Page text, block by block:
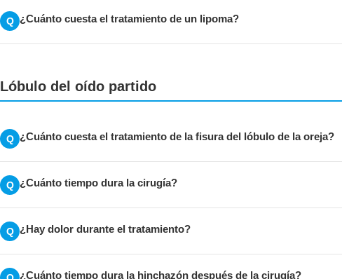
Q ¿Cuánto cuesta el tratamiento de un lipoma?
Lóbulo del oído partido
Q ¿Cuánto cuesta el tratamiento de la fisura del lóbulo de la oreja?
Q ¿Cuánto tiempo dura la cirugía?
Q ¿Hay dolor durante el tratamiento?
¿Cuánto tiempo dura la hinchazón después de la cirugía?